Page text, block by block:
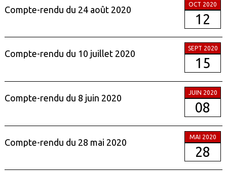
Compte-rendu du 24 août 2020
OCT 2020
12
Compte-rendu du 10 juillet 2020
SEPT 2020
15
Compte-rendu du 8 juin 2020
JUIN 2020
08
Compte-rendu du 28 mai 2020
MAI 2020
28